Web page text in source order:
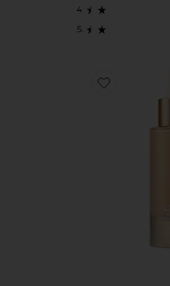
Favorite